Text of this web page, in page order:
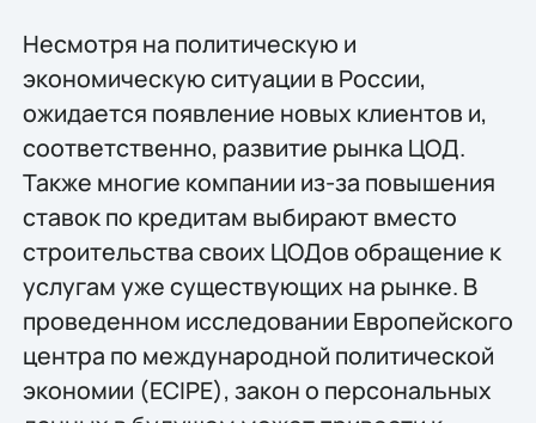
Несмотря на политическую и
экономическую ситуации в России,
ожидается появление новых клиентов и,
соответственно, развитие рынка ЦОД.
Также многие компании из-за повышения
ставок по кредитам выбирают вместо
строительства своих ЦОДов обращение к
услугам уже существующих на рынке. В
проведенном исследовании Европейского
центра по международной политической
экономии (ECIPE), закон о персональных